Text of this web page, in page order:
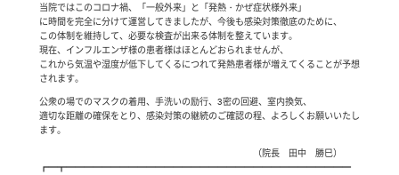
当院ではこのコロナ禍、「一般外来」と「発熱・かぜ症状様外来」
に時間を完全に分けて運営してきましたが、今後も感染対策徹底のために、
この体制を維持して、必要な検査が出来る体制を整えています。
現在、インフルエンザ様の患者様はほとんどおられませんが、
これから気温や湿度が低下してくるにつれて発熱患者様が増えてくることが予想
されます。
公衆の場でのマスクの着用、手洗いの励行、3密の回避、室内換気、
適切な距離の確保をとり、感染対策の継続のご確認の程、よろしくお願いいたし
ます。
（院長 田中 勝巳）
┏━┳━━━━━━━━━━━━━━━━━━━━━━━━━━━━━━━━